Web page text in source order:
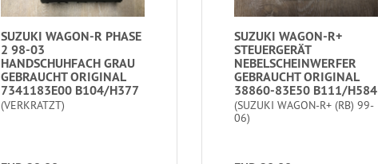
SUZUKI WAGON-R PHASE
2 98-03
HANDSCHUHFACH GRAU
GEBRAUCHT ORIGINAL
7341183E00 B104/H377
(VERKRATZT)
SUZUKI WAGON-R+
STEUERGERÄT
NEBELSCHEINWERFER
GEBRAUCHT ORIGINAL
38860-83E50 B111/H584
(SUZUKI WAGON-R+ (RB) 99-
06)